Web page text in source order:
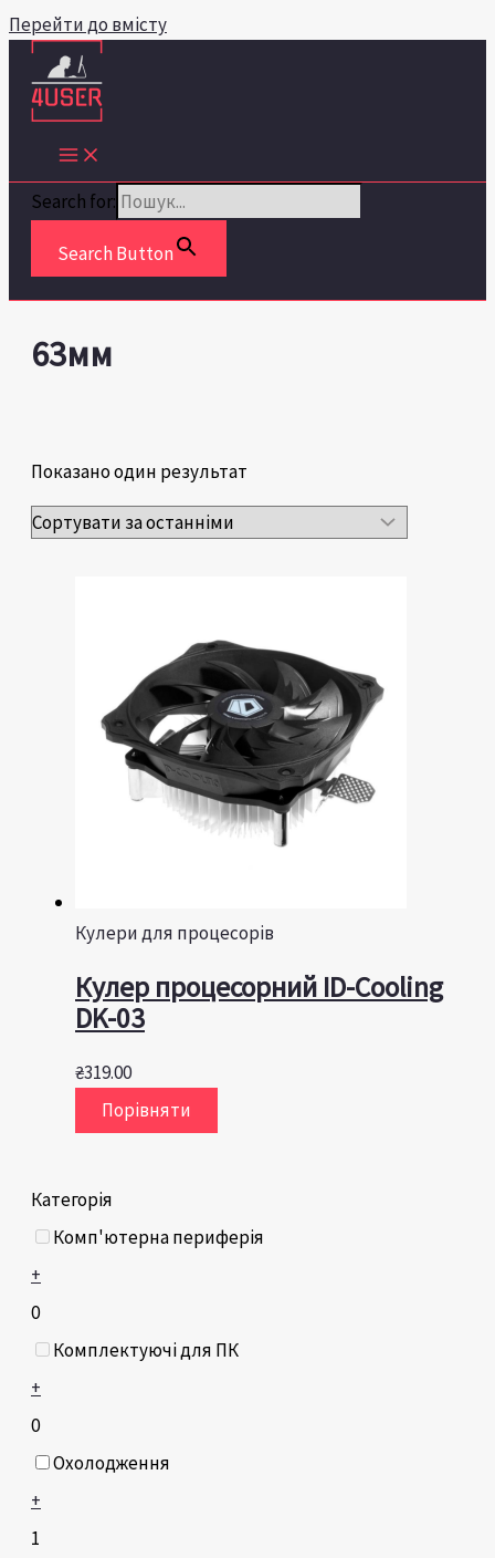
Перейти до вмісту
Search for:
Search Button
Категорія
Комп'ютерна периферія
+
0
Комплектуючі для ПК
+
0
Охолодження
+
1
63мм
Показано один результат
Кулери для процесорів
Кулер процесорний ID-Cooling
DK-03
₴319.00
Порівняти